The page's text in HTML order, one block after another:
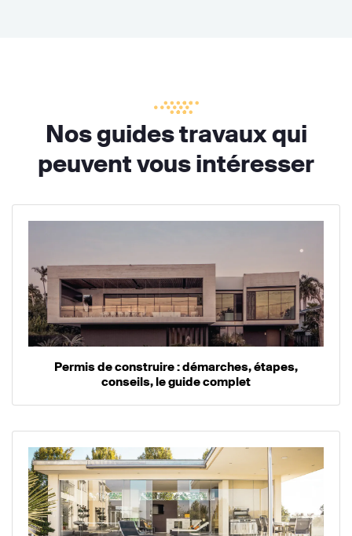
Nos guides travaux qui
peuvent vous intéresser
Permis de construire : démarches, étapes,
conseils, le guide complet